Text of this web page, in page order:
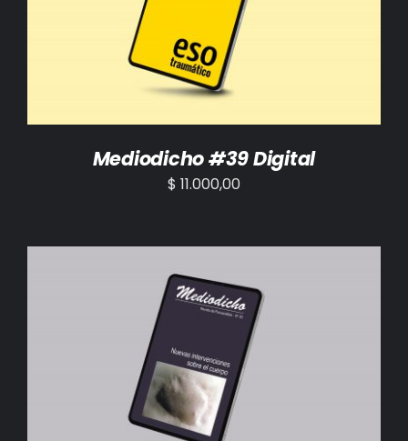
AÑADIR AL CARRITO /
Mediodicho #39 Digital
$ 11.000,00
AÑADIR AL CARRITO /